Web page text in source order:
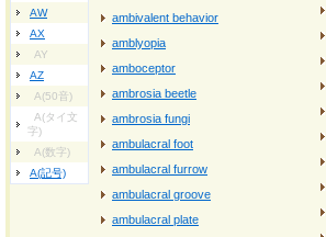
AW
AX
AY
AZ
A(50音)
A(タイ文
字)
A(数字)
A(記号)
ambivalent behavior
amblyopia
amboceptor
ambrosia beetle
ambrosia fungi
ambulacral foot
ambulacral furrow
ambulacral groove
ambulacral plate